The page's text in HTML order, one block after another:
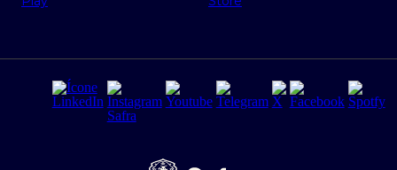
Regras e Parâmetros de Atuação Banco Safra
Segurança da Informação
Tarifas e serviços Pessoa Física
Derivativos
Agronegócios